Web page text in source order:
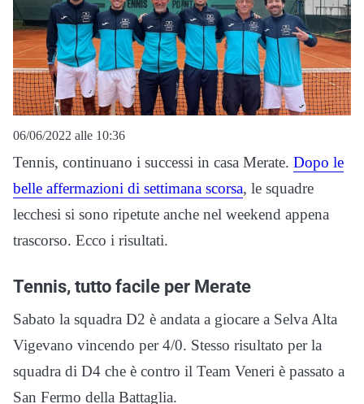
06/06/2022 alle 10:36
Tennis, continuano i successi in casa Merate. Dopo le
belle affermazioni di settimana scorsa, le squadre
lecchesi si sono ripetute anche nel weekend appena
trascorso. Ecco i risultati.
Tennis, tutto facile per Merate
Sabato la squadra D2 è andata a giocare a Selva Alta
Vigevano vincendo per 4/0. Stesso risultato per la
squadra di D4 che è contro il Team Veneri è passato a
San Fermo della Battaglia.